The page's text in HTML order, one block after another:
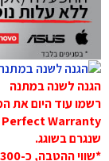
הגנה לשנה במתנה
רשמו עוד היום את
שנגרם בשוגג.
*שווי ההטבה, כ-300 ש"ח